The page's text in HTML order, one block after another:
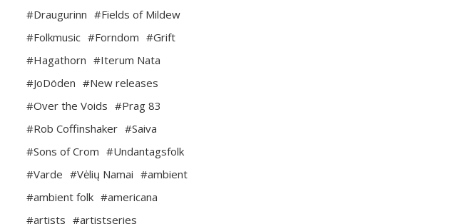
#Draugurinn #Fields of Mildew
#Folkmusic #Forndom #Grift
#Hagathorn #Iterum Nata
#JoDöden #New releases
#Over the Voids #Prag 83
#Rob Coffinshaker #Saiva
#Sons of Crom #Undantagsfolk
#Varde #Vėlių Namai #ambient
#ambient folk #americana
#artists #artistseries